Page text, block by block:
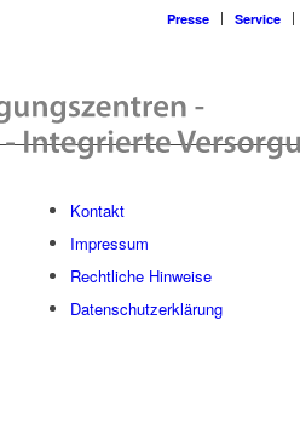
Presse Service
Kontakt
Impressum
Rechtliche Hinweise
Datenschutzerklärung